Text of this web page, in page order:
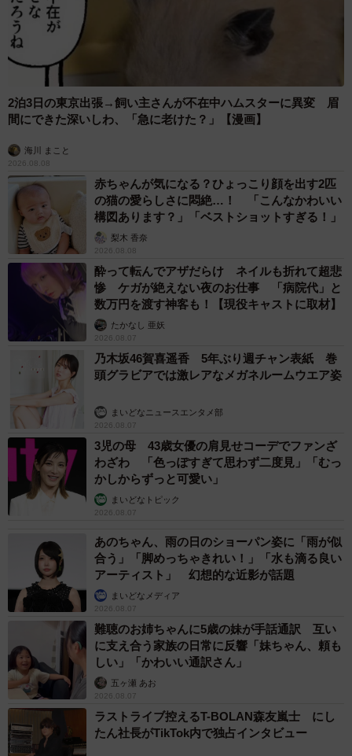
2泊3日の東京出張→飼い主さんが不在中ハムスターに異変 眉
間にできた深いしわ、「急に老けた？」【漫画】
海川 まこと
2026.08.08
赤ちゃんが気になる？ひょっこり顔を出す2匹
の猫の愛らしさに悶絶…！ 「こんなかわいい
構図あります？」「ベストショットすぎる！」
梨木 香奈
2026.08.08
酔って転んでアザだらけ ネイルも折れて超悲
惨 ケガが絶えない夜のお仕事 「病院代」と
数万円を渡す神客も！【現役キャストに取材】
たかなし 亜妖
2026.08.07
乃木坂46賀喜遥香 5年ぶり週チャン表紙 巻
頭グラビアでは激レアなメガネルームウエア姿
まいどなニュースエンタメ部
2026.08.07
3児の母 43歳女優の肩見せコーデでファンざ
わざわ 「色っぽすぎて思わず二度見」「むっ
かしからずっと可愛い」
まいどなトピック
2026.08.07
あのちゃん、雨の日のショーパン姿に「雨が似
合う」「脚めっちゃきれい！」「水も滴る良い
アーティスト」 幻想的な近影が話題
まいどなメディア
2026.08.07
難聴のお姉ちゃんに5歳の妹が手話通訳 互い
に支え合う家族の日常に反響「妹ちゃん、頼も
しい」「かわいい通訳さん」
五ヶ瀬 あお
2026.08.07
ラストライブ控えるT-BOLAN森友嵐士 にし
たん社長がTikTok内で独占インタビュー